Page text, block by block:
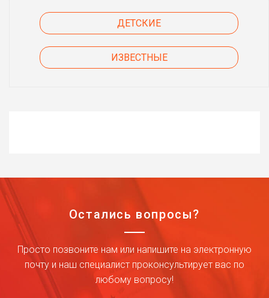
ДЕТСКИЕ
ИЗВЕСТНЫЕ
Остались вопросы?
Просто позвоните нам или напишите на электронную
почту и наш специалист проконсультирует вас по
любому вопросу!